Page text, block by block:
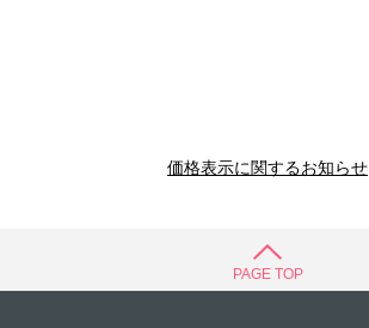
価格表示に関するお知らせ
PAGE TOP